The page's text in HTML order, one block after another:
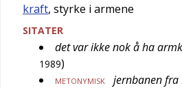
kraft, styrke i armene
SITATER
det var ikke nok å ha
1989)
METONYMISK jernbanen fra